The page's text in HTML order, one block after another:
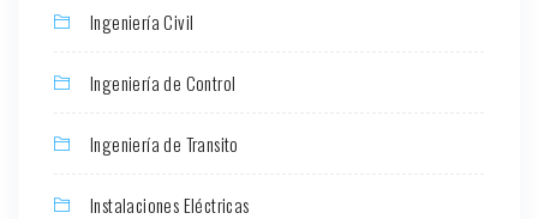
Ingeniería Civil
Ingeniería de Control
Ingeniería de Transito
Instalaciones Eléctricas